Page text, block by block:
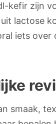
kefir zijn
lactose
iets
smaak,